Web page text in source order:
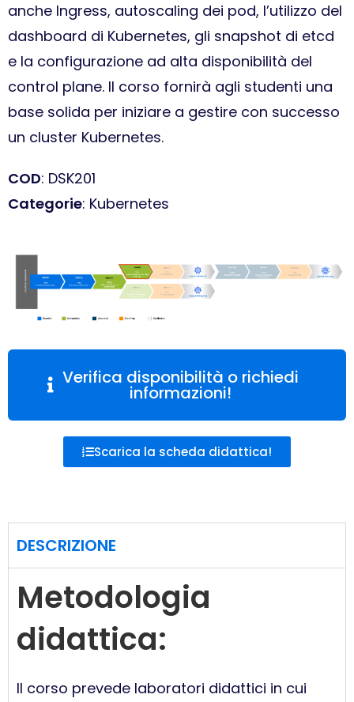
anche Ingress, autoscaling dei pod, l’utilizzo del
dashboard di Kubernetes, gli snapshot di etcd
e la configurazione ad alta disponibilità del
control plane. Il corso fornirà agli studenti una
base solida per iniziare a gestire con successo
un cluster Kubernetes.
COD: DSK201
Categorie: Kubernetes
Verifica disponibilità o richiedi
informazioni!
Scarica la scheda didattica!
DESCRIZIONE
Metodologia
didattica:
Il corso prevede laboratori didattici in cui